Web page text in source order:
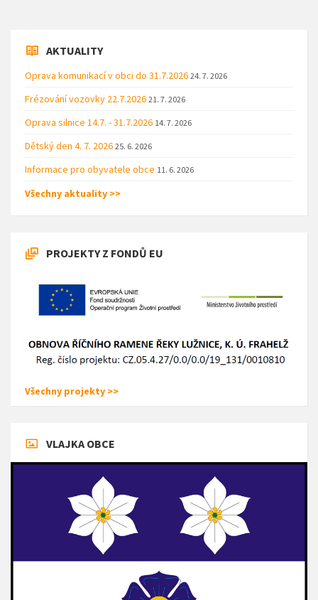
AKTUALITY
Oprava komunikací v obci do 31.7.2026 24. 7. 2026
Frézování vozovky 22.7.2026 21. 7. 2026
Oprava silnice 14.7. - 31.7.2026 14. 7. 2026
Dětský den 4. 7. 2026 25. 6. 2026
Informace pro obyvatele obce 11. 6. 2026
Všechny aktuality >>
PROJEKTY Z FONDŮ EU
Všechny projekty >>
VLAJKA OBCE